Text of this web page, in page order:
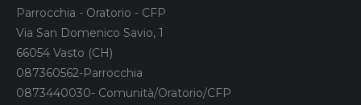
Parrocchia - Oratorio - CFP
Via San Domenico Savio, 1
66054 Vasto (CH)
087360562-Parrocchia
0873440030- Comunità/Oratorio/CFP